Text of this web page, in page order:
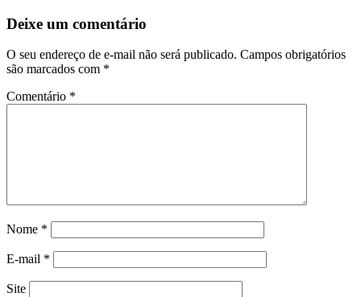
Deixe um comentário
O seu endereço de e-mail não será publicado. Campos obrigatórios
são marcados com *
Comentário *
Nome *
E-mail *
Site